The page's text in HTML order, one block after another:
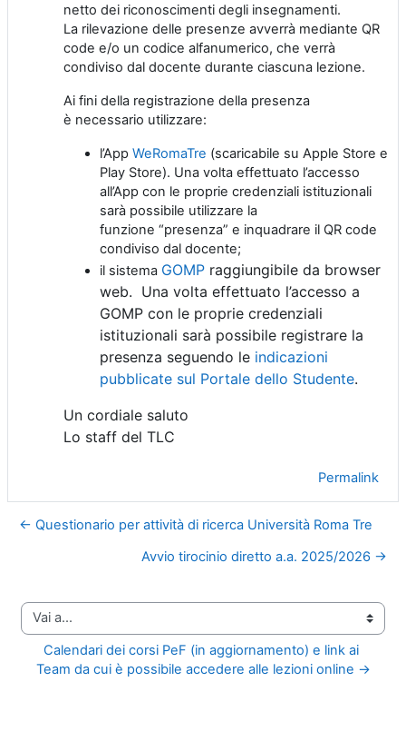
netto dei riconoscimenti degli insegnamenti.
La rilevazione delle presenze avverrà mediante QR
code e/o un codice alfanumerico, che verrà
condiviso dal docente durante ciascuna lezione.
Ai fini della registrazione della presenza
è necessario utilizzare:
l’App WeRomaTre (scaricabile su Apple Store e
Play Store). Una volta effettuato l’accesso
all’App con le proprie credenziali istituzionali
sarà possibile utilizzare la
funzione “presenza” e inquadrare il QR code
condiviso dal docente;
il sistema GOMP raggiungibile da browser
web. Una volta effettuato l’accesso a
GOMP con le proprie credenziali
istituzionali sarà possibile registrare la
presenza seguendo le indicazioni
pubblicate sul Portale dello Studente.
Un cordiale saluto
Lo staff del TLC
Permalink
← Questionario per attività di ricerca Università Roma Tre
Avvio tirocinio diretto a.a. 2025/2026 →
Vai a...
Calendari dei corsi PeF (in aggiornamento) e link ai
Team da cui è possibile accedere alle lezioni online →